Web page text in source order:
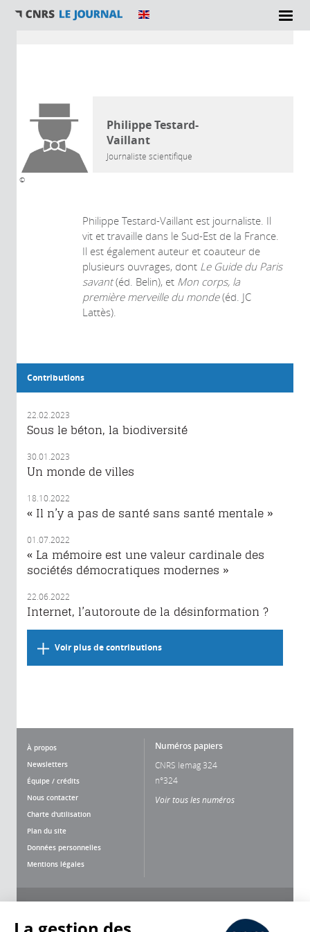
AUTEUR
©
Philippe Testard-
Vaillant
Journaliste scientifique
Philippe Testard-Vaillant est journaliste. Il
vit et travaille dans le Sud-Est de la France.
Il est également auteur et coauteur de
plusieurs ouvrages, dont Le Guide du Paris
savant(éd. Belin), et Mon corps, la
première merveille du monde(éd. JC
Lattès).
Contributions
22.02.2023
Sous le béton, la biodiversité
30.01.2023
Un monde de villes
18.10.2022
« Il n’y a pas de santé sans santé mentale »
01.07.2022
« La mémoire est une valeur cardinale des
sociétés démocratiques modernes »
22.06.2022
Internet, l’autoroute de la désinformation ?
Voir plus de contributions
À propos
Newsletters
Équipe / crédits
Nous contacter
Charte d'utilisation
Plan du site
Données personnelles
Mentions légales
Numéros papiers
CNRS lemag 324
n°324
Voir tous les numéros